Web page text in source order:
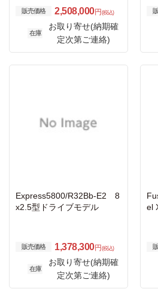
i-8GB/Quad-1GbE-OCP/PO
W(800W×2)/OSなし/3年保
証9x5(CRU-NBD)/SS
販売価格 2,508,000円 (税込)
在庫
お取り寄せ(納期確
定次第ご連絡)
Express5800/R32Bb-E2 8
x2.5型ドライブモデル
販売価格 1,378,300円 (税込)
在庫
お取り寄せ(納期確
定次第ご連絡)
el